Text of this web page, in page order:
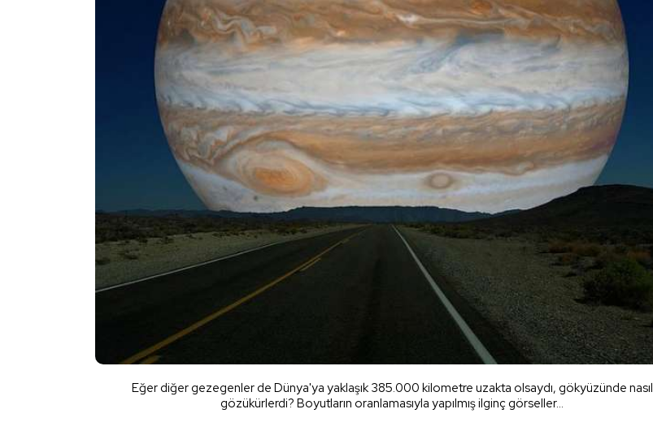
Eğer diğer gezegenler de Dünya'ya yaklaşık 385.000 kilometre uzakta olsaydı, gökyüzünde nasıl
gözükürlerdi? Boyutların oranlamasıyla yapılmış ilginç görseller...